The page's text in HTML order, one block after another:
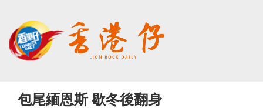
包尾緬恩斯 歇冬後翻身